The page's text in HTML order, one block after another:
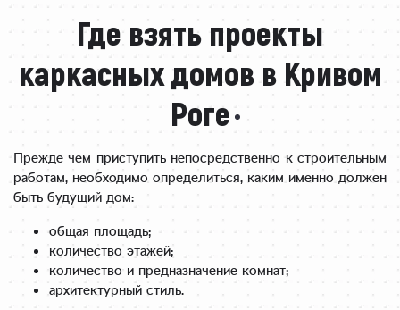
Где взять проекты
каркасных домов в Кривом
Роге
Прежде чем приступить непосредственно к строительным
работам, необходимо определиться, каким именно должен
быть будущий дом:
общая площадь;
количество этажей;
количество и предназначение комнат;
архитектурный стиль.